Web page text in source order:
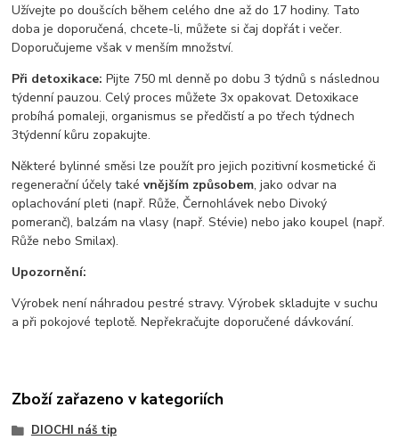
Užívejte po doušcích během celého dne až do 17 hodiny. Tato
doba je doporučená, chcete-li, můžete si čaj dopřát i večer.
Doporučujeme však v menším množství.
Při detoxikace: Pijte 750 ml denně po dobu 3 týdnů s následnou
týdenní pauzou. Celý proces můžete 3x opakovat. Detoxikace
probíhá pomaleji, organismus se předčistí a po třech týdnech
3týdenní kůru zopakujte.
Některé bylinné směsi lze použít pro jejich pozitivní kosmetické či
regenerační účely takévnějším způsobem, jako odvar na
oplachování pleti (např. Růže, Černohlávek nebo Divoký
pomeranč), balzám na vlasy (např. Stévie) nebo jako koupel (např.
Růže nebo Smilax).
Upozornění:
Výrobek není náhradou pestré stravy. Výrobek skladujte v suchu
a při pokojové teplotě. Nepřekračujte doporučené dávkování.
Zboží zařazeno v kategoriích
DIOCHI náš tip